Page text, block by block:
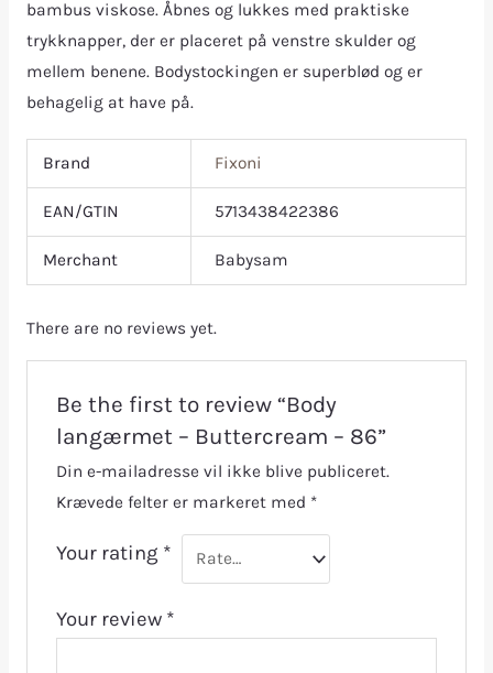
bambus viskose. Åbnes og lukkes med praktiske
trykknapper, der er placeret på venstre skulder og
mellem benene. Bodystockingen er superblød og er
behagelig at have på.
Brand Fixoni
EAN/GTIN 5713438422386
Merchant Babysam
There are no reviews yet.
Be the first to review “Body
langærmet – Buttercream – 86”
Din e-mailadresse vil ikke blive publiceret.
Krævede felter er markeret med *
Your rating *
Your review *